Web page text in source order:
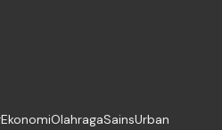
EkonomiOlahragaSainsUrban